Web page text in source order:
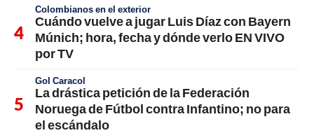
Colombianos en el exterior
Cuándo vuelve a jugar Luis Díaz con Bayern
Múnich; hora, fecha y dónde verlo EN VIVO
por TV
Gol Caracol
La drástica petición de la Federación
Noruega de Fútbol contra Infantino; no para
el escándalo